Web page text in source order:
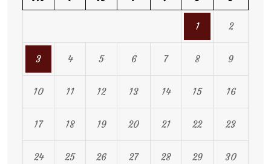
1 2
3 4 5 6 7 8 9
10 11 12 13 14 15 16
17 18 19 20 21 22 23
24 25 26 27 28 29 30